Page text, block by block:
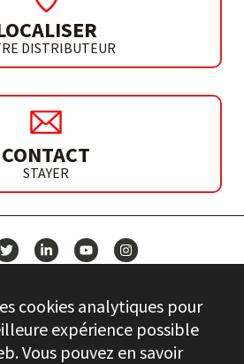
DISTRIBUTEUR
CONTACT
STAYER
CONTACT
cookies analytiques pour
expérience possible
Vous pouvez en savoir